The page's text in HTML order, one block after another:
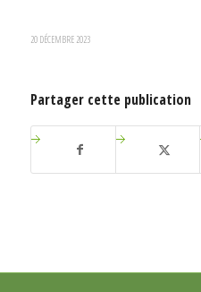
20 DÉCEMBRE 2023
Partager cette publication